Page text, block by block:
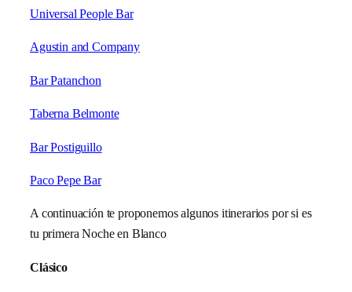
Universal People Bar
Agustin and Company
Bar Patanchon
Taberna Belmonte
Bar Postiguillo
Paco Pepe Bar
A continuación te proponemos algunos itinerarios por si es
tu primera Noche en Blanco
Clásico